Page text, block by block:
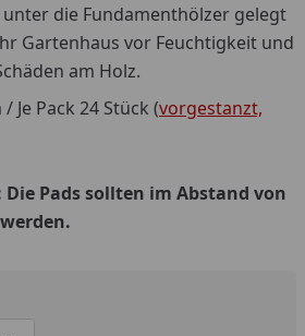
die Fundamenthölzer gelegt
Gartenhaus vor Feuchtigkeit und
am Holz.
Je Pack 24 Stück (vorgestanzt,
Pads sollten im Abstand von